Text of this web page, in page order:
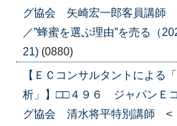
グ協会 矢崎宏一郎客員講師
／”蜂蜜を選ぶ理由”を売る（
21) (0880)
【ＥＣコンサルタントによる
析」】□□４９６ ジャパンＥ
グ協会 清水将平特別講師 <